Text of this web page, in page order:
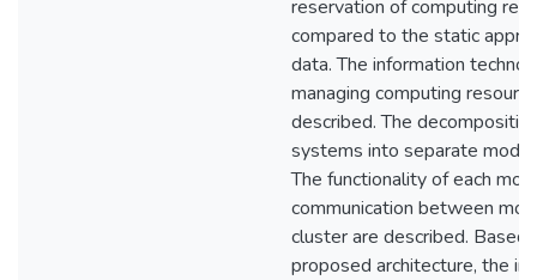
reservation of computing
compared to the static
data. The information
managing computing
described. The
systems into separate
The functionality of each
communication between
cluster are described. Based
proposed architecture, the